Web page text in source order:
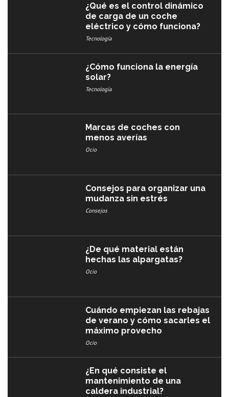
¿Qué es el control dinámico
de carga de un coche
eléctrico y cómo funciona?
Tecnología
¿Cómo funciona la energía
solar?
Tecnología
Marcas de coches con
menos averías​
Ocio
Consejos para organizar una
mudanza sin estrés
Consejos
¿De qué material están
hechas las alpargatas?
Ocio
Cuándo empiezan las rebajas
de verano y cómo sacarles el
máximo provecho
Ocio
¿En qué consiste el
mantenimiento de una
caldera industrial?